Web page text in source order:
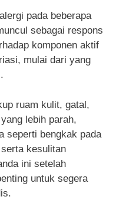
pada beberapa
sebagai respons
komponen aktif
mulai dari yang
ruam kulit, gatal,
lebih parah,
seperti bengkak pada
kesulitan
ini setelah
untuk segera